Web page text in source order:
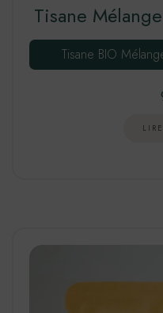
Tisane
Tisane BIO